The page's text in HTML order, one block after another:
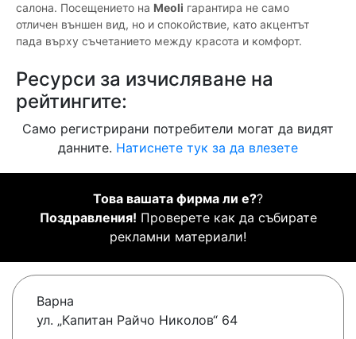
салона. Посещението на Meoli гарантира не само
отличен външен вид, но и спокойствие, като акцентът
пада върху съчетанието между красота и комфорт.
Ресурси за изчисляване на
рейтингите:
Само регистрирани потребители могат да видят
данните. Натиснете тук за да влезете
Това вашата фирма ли е??
Поздравления! Проверете как да събирате
рекламни материали!
Варна
ул. „Капитан Райчо Николов“ 64